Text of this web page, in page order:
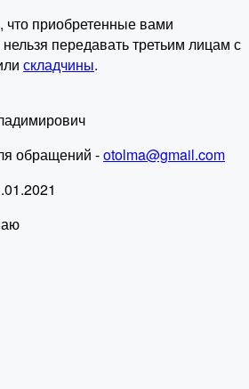
что приобретенные вами
передавать третьим лицам с
складчины.
обращений -otolma@gmail.com